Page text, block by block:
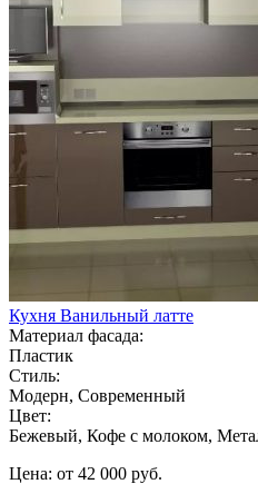
Кухня Ванильный латте
Материал фасада:
Пластик
Стиль:
Модерн, Современный
Цвет:
Бежевый, Кофе с молоком,
Цена: от 42 000 руб.